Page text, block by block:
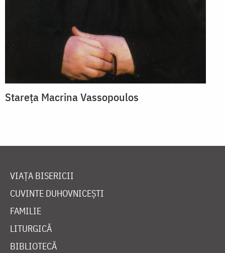
Stareța Macrina Vassopoulos
VIAȚA BISERICII
CUVINTE DUHOVNICEȘTI
FAMILIE
LITURGICĂ
BIBLIOTECĂ